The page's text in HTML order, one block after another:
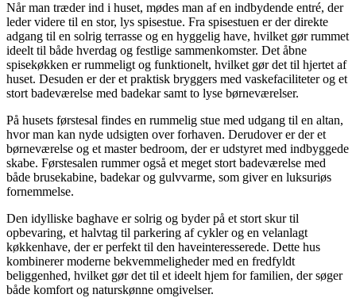
Når man træder ind i huset, mødes man af en indbydende entré, der
leder videre til en stor, lys spisestue. Fra spisestuen er der direkte
adgang til en solrig terrasse og en hyggelig have, hvilket gør rummet
ideelt til både hverdag og festlige sammenkomster. Det åbne
spisekøkken er rummeligt og funktionelt, hvilket gør det til hjertet af
huset. Desuden er der et praktisk bryggers med vaskefaciliteter og et
stort badeværelse med badekar samt to lyse børneværelser.
På husets førstesal findes en rummelig stue med udgang til en altan,
hvor man kan nyde udsigten over forhaven. Derudover er der et
børneværelse og et master bedroom, der er udstyret med indbyggede
skabe. Førstesalen rummer også et meget stort badeværelse med
både brusekabine, badekar og gulvvarme, som giver en luksuriøs
fornemmelse.
Den idylliske baghave er solrig og byder på et stort skur til
opbevaring, et halvtag til parkering af cykler og en velanlagt
køkkenhave, der er perfekt til den haveinteresserede. Dette hus
kombinerer moderne bekvemmeligheder med en fredfyldt
beliggenhed, hvilket gør det til et ideelt hjem for familien, der søger
både komfort og naturskønne omgivelser.